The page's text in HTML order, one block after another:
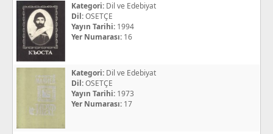
Kategori: Dil ve Edebiyat
Dil:OSETÇE
Yayın Tarihi: 1994
Yer Numarası: 16
Kategori: Dil ve Edebiyat
Dil:OSETÇE
Yayın Tarihi: 1973
Yer Numarası: 17